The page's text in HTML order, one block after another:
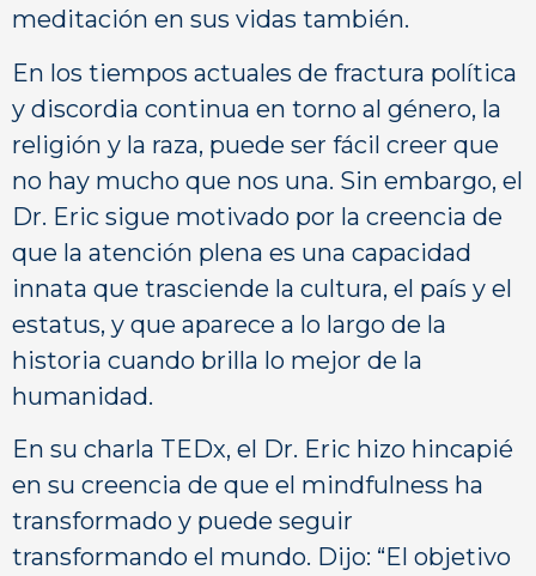
meditación en sus vidas también.
En los tiempos actuales de fractura política
y discordia continua en torno al género, la
religión y la raza, puede ser fácil creer que
no hay mucho que nos una. Sin embargo, el
Dr. Eric sigue motivado por la creencia de
que la atención plena es una capacidad
innata que trasciende la cultura, el país y el
estatus, y que aparece a lo largo de la
historia cuando brilla lo mejor de la
humanidad.
En su charla TEDx, el Dr. Eric hizo hincapié
en su creencia de que el mindfulness ha
transformado y puede seguir
transformando el mundo. Dijo: “El objetivo